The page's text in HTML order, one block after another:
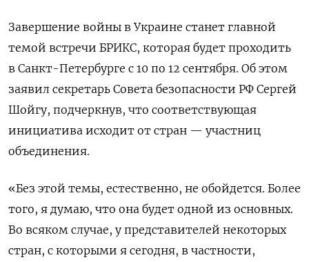
Завершение войны в Украине станет главной
темой встречи БРИКС, которая будет проходить
в Санкт-Петербурге с 10 по 12 сентября. Об этом
заявил секретарь Совета безопасности РФ Сергей
Шойгу, подчеркнув, что соответствующая
инициатива исходит от стран — участниц
объединения.
«Без этой темы, естественно, не обойдется. Более
того, я думаю, что она будет одной из основных.
Во всяком случае, у представителей некоторых
стран, с которыми я сегодня, в частности,